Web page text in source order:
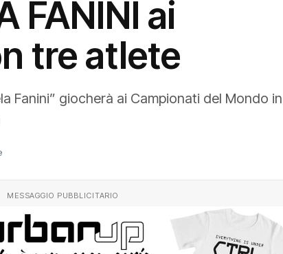
FANINI ai
tre atlete
Fanini” giocherà ai Campionati del Mondo in
MESSAGGIO PUBBLICITARIO